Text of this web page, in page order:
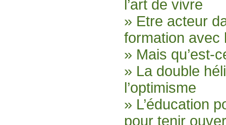
l’art de vivre
» Etre acteur
formation avec
» Mais qu’est-
» La double
l’optimisme
» L’éducation
pour tenir